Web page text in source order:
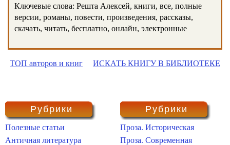
Ключевые слова: Решта Алексей, книги, все, полные
версии, романы, повести, произведения, рассказы,
скачать, читать, бесплатно, онлайн, электронные
ТОП авторов и книг ИСКАТЬ КНИГУ В БИБЛИОТЕКЕ
Рубрики
Полезные статьи
Античная литература
Рубрики
Проза. Историческая
Проза. Современная